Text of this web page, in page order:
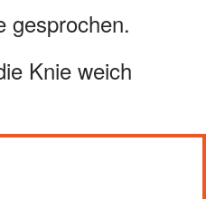
gesprochen.
Knie weich